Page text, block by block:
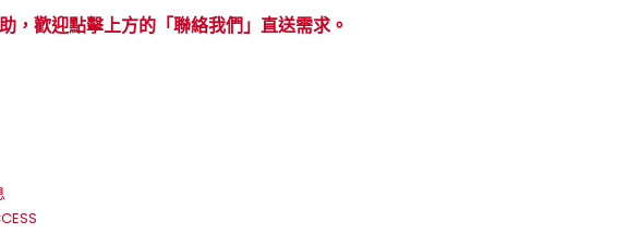
，歡迎點擊上方的「聯絡我們」直送需求。